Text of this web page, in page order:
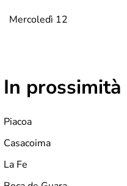
Mercoledì 12
In prossimità
Piacoa
Casacoima
La Fe